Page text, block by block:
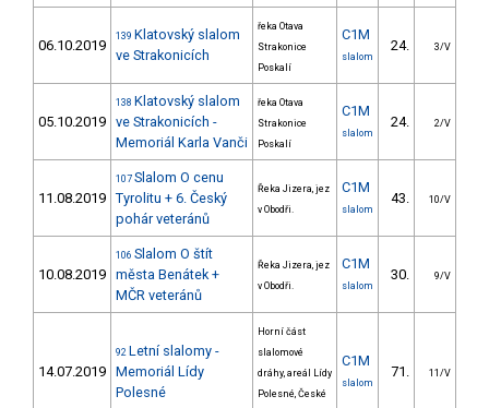
06.10.2019
139 Klatovský slalom
ve Strakonicích
řeka Otava
Strakonice
Poskalí
C1M
slalom
24. 3/V
05.10.2019
138 Klatovský slalom
ve Strakonicích -
Memoriál Karla Vanči
řeka Otava
Strakonice
Poskalí
C1M
slalom
24. 2/V
11.08.2019
107 Slalom O cenu
Tyrolitu + 6. Český
pohár veteránů
Řeka Jizera, jez
v Obodři.
C1M
slalom
43. 10/V
10.08.2019
106 Slalom O štít
města Benátek +
MČR veteránů
Řeka Jizera, jez
v Obodři.
C1M
slalom
30. 9/V
14.07.2019
92 Letní slalomy -
Memoriál Lídy
Polesné
Horní část
slalomové
dráhy, areál Lídy
Polesné, České
C1M
slalom
71. 11/V